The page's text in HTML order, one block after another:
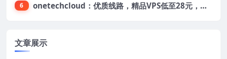
6 onetechcloud：优质线路，精品VPS低至28元，美国三网原生CN2 GIA（高防可选）、香港CN2、韩国CN2
文章展示